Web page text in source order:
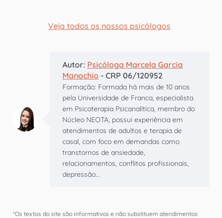
Veja todos os nossos psicólogos
Autor: Psicóloga Marcela Garcia
Manochio - CRP 06/120952
Formação: Formada há mais de 10 anos
pela Universidade de Franca, especialista
em Psicoterapia Psicanalítica, membro do
Núcleo NEOTA, possui experiência em
atendimentos de adultos e terapia de
casal, com foco em demandas como
transtornos de ansiedade,
relacionamentos, conflitos profissionais,
depressão...
*Os textos do site são informativos e não substituem atendimentos